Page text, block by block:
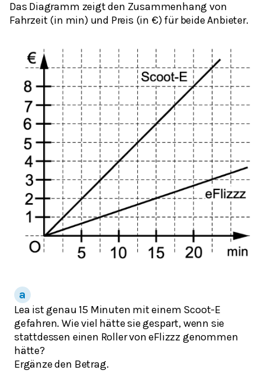
Das Diagramm zeigt den Zusammenhang von
Fahrzeit (in min) und Preis (in €) für beide Anbieter.
Lea ist genau 15 Minuten mit einem Scoot-E
gefahren. Wie viel hätte sie gespart, wenn sie
stattdessen einen Roller von eFlizzz genommen
hätte?
Ergänze den Betrag.